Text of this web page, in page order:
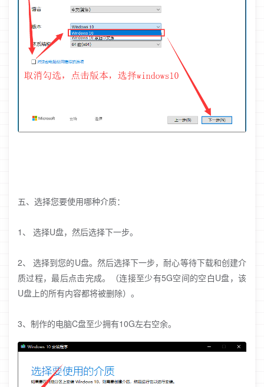
五、选择您要使用哪种介质：
1、 选择U盘，然后选择下一步。
2、 选择到您的U盘。然后选择下一步，耐心等待下载和创建介
质过程，最后点击完成。（连接至少有5G空间的空白U盘，该
U盘上的所有内容都将被删除）。
3、制作的电脑C盘至少拥有10G左右空余。